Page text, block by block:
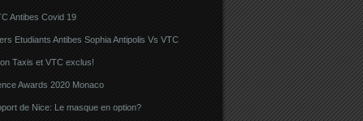
Antibes Covid 19
Etudiants Antibes Sophia Antipolis Vs VTC
Taxis et VTC exclus!
Awards 2020 Monaco
de Nice: Le masque en option?